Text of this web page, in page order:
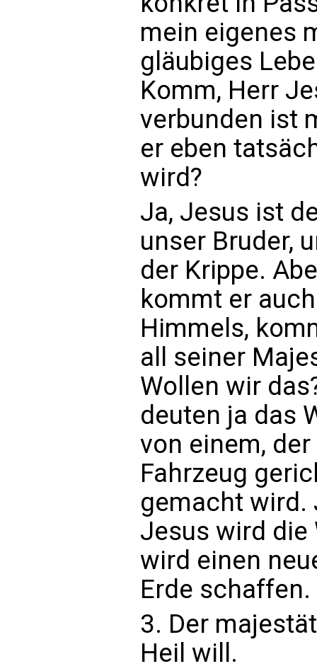
mein eigenes
gläubiges
Komm, Herr
verbunden ist
er eben
wird?
Ja, Jesus ist
unser Bruder,
der Krippe.
kommt er
Himmels,
all seiner
Wollen wir
deuten ja das
von einem,
Fahrzeug
gemacht wird.
Jesus wird die
wird einen
Erde schaffen.
3. Der
Heil will.